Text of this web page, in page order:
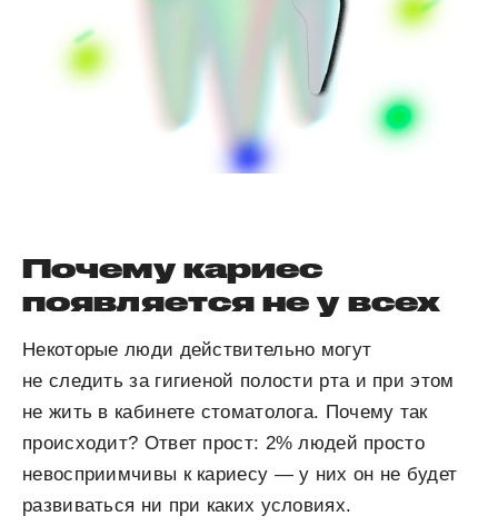
Почему кариес
появляется не у всех
Некоторые люди действительно могут
не следить за гигиеной полости рта и при этом
не жить в кабинете стоматолога. Почему так
происходит? Ответ прост: 2% людей просто
невосприимчивы к кариесу — у них он не будет
развиваться ни при каких условиях.